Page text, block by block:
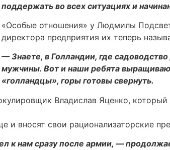
поддержать во всех ситуациях и
«Особые отношения» у Людмилы
директора предприятия их теперь
— Знаете, в Голландии, где
мужчины. Вот и наши ребята
«голландцы», горы готовы свернуть.
Владислав Яценко,
и вносят свои рационализаторские
к нам сразу после армии, —